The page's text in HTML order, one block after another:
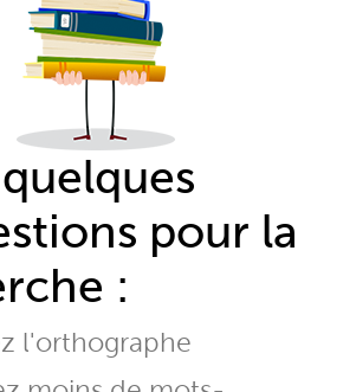
pour la
:
l'orthographe